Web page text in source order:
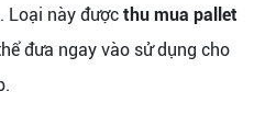
Loại này được thu mua pallet
đưa ngay vào sử dụng cho